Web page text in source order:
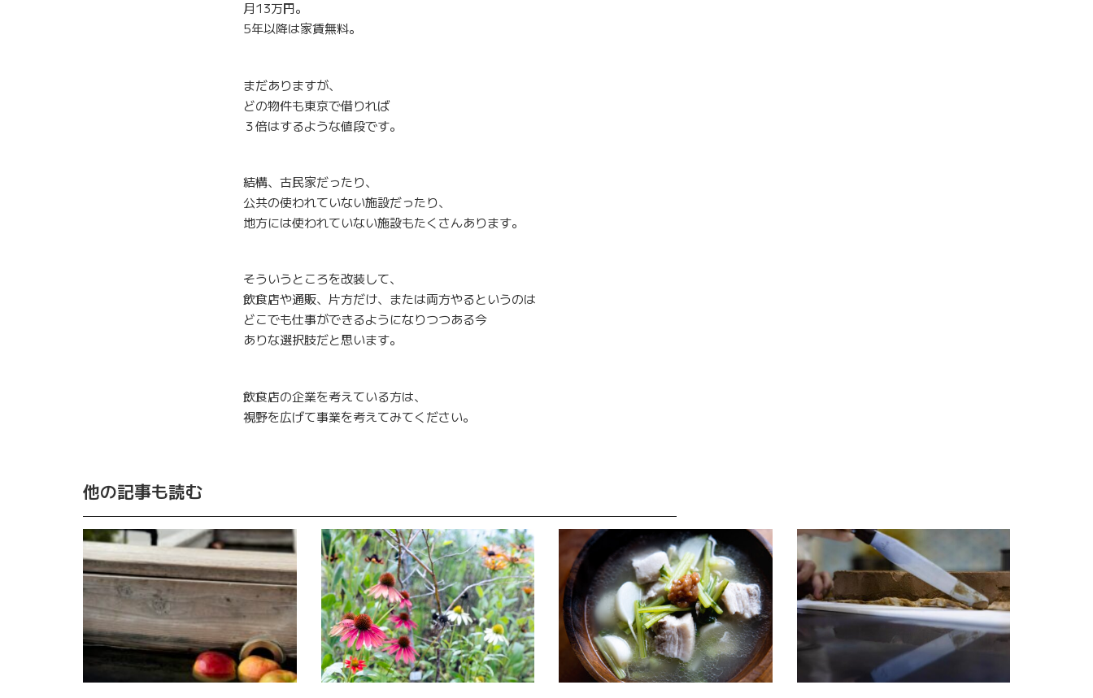
月13万円。
5年以降は家賃無料。
まだありますが、
どの物件も東京で借りれば
３倍はするような値段です。
結構、古民家だったり、
公共の使われていない施設だったり、
地方には使われていない施設もたくさんあります。
そういうところを改装して、
飲食店や通販、片方だけ、または両方やるというのは
どこでも仕事ができるようになりつつある今
ありな選択肢だと思います。
飲食店の企業を考えている方は、
視野を広げて事業を考えてみてください。
他の記事も読む